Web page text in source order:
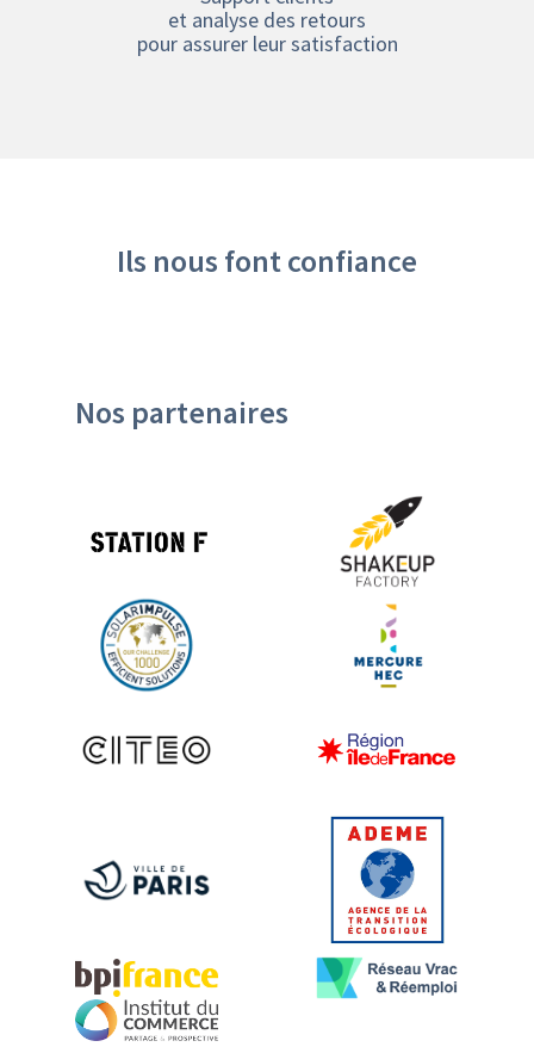
et analyse des retours
pour assurer leur satisfaction
Ils nous font confiance
Nos partenaires